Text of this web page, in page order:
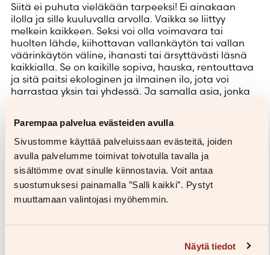
Parempaa palvelua evästeiden avulla
Sivustomme käyttää palveluissaan evästeitä, joiden
avulla palvelumme toimivat toivotulla tavalla ja
sisältömme ovat sinulle kiinnostavia. Voit antaa
suostumuksesi painamalla ”Salli kaikki”. Pystyt
muuttamaan valintojasi myöhemmin.
Näytä tiedot
Siitä ei puhuta vieläkään tarpeeksi! Ei ainakaan
ilolla ja sille kuuluvalla arvolla. Vaikka se liittyy
melkein kaikkeen. Seksi voi olla voimavara tai
huolten lähde, kiihottavan vallankäytön tai vallan
väärinkäytön väline, ihanasti tai ärsyttävästi läsnä
kaikkialla. Se on kaikille sopiva, hauska, rentouttava
ja sitä paitsi ekologinen ja ilmainen ilo, jota voi
harrastaa yksin tai yhdessä. Ja samalla asia, jonka
huumoria!
HimokirjassaSuomen suosituimman
seksipodcastin, Himocastin, pitäjät Kaisa ja Jenni
vastaavat kuulijoiden lähettämiin kysymyksiin,
tarraten erityisesti niihin, joita ei välttämättä edes
omalle kumppanille uskalla esittää.
Tiedettä, tutkimusta sekä omia ja tuttavien